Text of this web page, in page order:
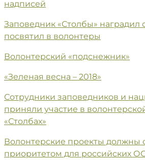
надписей
Заповедник «Столбы» наградил
посвятил в волонтеры
Волонтерский «подснежник»
«Зеленая весна – 2018»
Сотрудники заповедников и
приняли участие в
«Столбах»
Волонтерские проекты должны
приоритетом для российских